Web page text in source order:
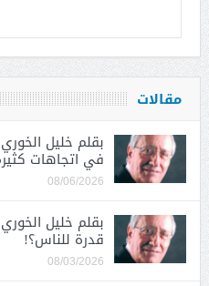
مقالات
بقلم خليل
في اتجاهات
08/06/2026
بقلم خليل
قدرة للناس؟!
08/03/2026